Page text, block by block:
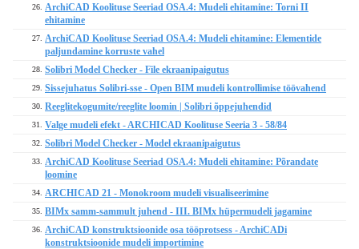
26.
ArchiCAD Koolituse Seeriad OSA.4: Mudeli ehitamine: Torni II
ehitamine
27.
ArchiCAD Koolituse Seeriad OSA.4: Mudeli ehitamine: Elementide
paljundamine korruste vahel
28. Solibri Model Checker - File ekraanipaigutus
29. Sissejuhatus Solibri-sse - Open BIM mudeli kontrollimise töövahend
30. Reeglitekogumite/reeglite loomin | Solibri õppejuhendid
31. Valge mudeli efekt - ARCHICAD Koolituse Seeria 3 - 58/84
32. Solibri Model Checker - Model ekraanipaigutus
33.
ArchiCAD Koolituse Seeriad OSA.4: Mudeli ehitamine: Põrandate
loomine
34. ARCHICAD 21 - Monokroom mudeli visualiseerimine
35. BIMx samm-sammult juhend - III. BIMx hüpermudeli jagamine
36.
ArchiCAD konstruktsioonide osa tööprotsess - ArchiCADi
konstruktsioonide mudeli importimine